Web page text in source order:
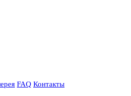
FAQ Контакты